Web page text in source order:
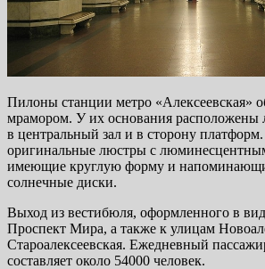
Пилоны станции метро «Алексеевская»
мрамором. У их основания расположены
в центральный зал и в сторону
оригинальные люстры с
имеющие круглую форму и
солнечные диски.
Выход из вестибюля, оформленного в
Проспект Мира, а также к улицам
Староалексеевская. Ежедневный
составляет около 54000 человек.